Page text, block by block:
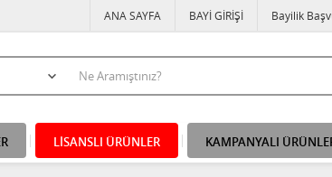
ANA SAYFA BAYİ GİRİŞİ Bayilik
LİSANSLI ÜRÜNLER KAMPANYALI